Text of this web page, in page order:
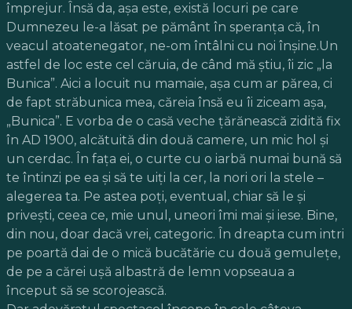
împrejur. Însă da, aşa este, există locuri pe care
Dumnezeu le-a lăsat pe pământ în speranţa că, în
veacul atoatenegator, ne-om întâlni cu noi înşine.Un
astfel de loc este cel căruia, de când mă ştiu, îi zic „la
Bunica”. Aici a locuit nu mamaie, aşa cum ar părea, ci
de fapt străbunica mea, căreia însă eu îi ziceam aşa,
„Bunica”. E vorba de o casă veche ţărănească zidită fix
în AD 1900, alcătuită din două camere, un mic hol şi
un cerdac. În faţa ei, o curte cu o iarbă numai bună să
te întinzi pe ea şi să te uiţi la cer, la nori ori la stele –
alegerea ta. Pe astea poţi, eventual, chiar să le şi
priveşti, ceea ce, mie unul, uneori îmi mai şi iese. Bine,
din nou, doar dacă vrei, categoric. În dreapta cum intri
pe poartă dai de o mică bucătărie cu două gemuleţe,
de pe a cărei uşă albastră de lemn vopseaua a
început să se scorojească.